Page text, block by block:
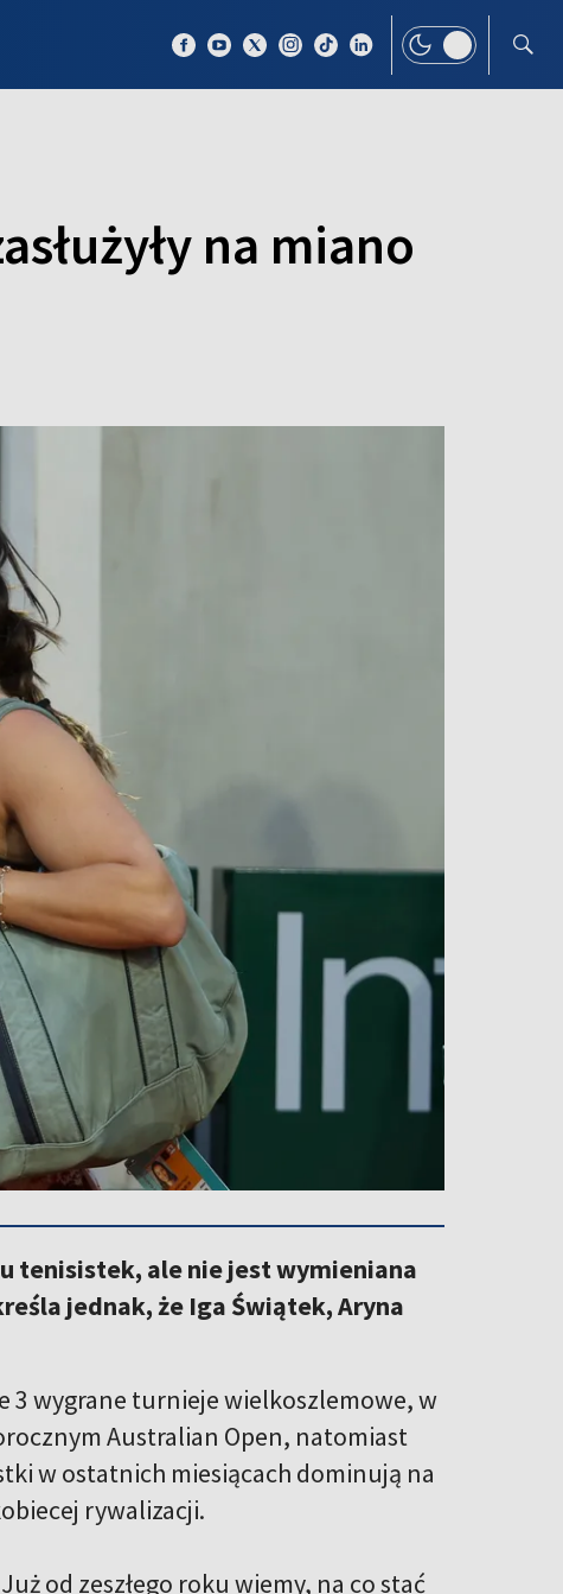
na miano
tenisistek, ale nie jest wymieniana
jednak, że Iga Świątek, Aryna
3 wygrane turnieje wielkoszlemowe, w
Australian Open, natomiast
w ostatnich miesiącach dominują na
rywalizacji.
od zeszłego roku wiemy, na co stać